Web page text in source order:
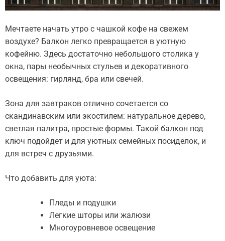
Мечтаете начать утро с чашкой кофе на свежем
воздухе? Балкон легко превращается в уютную
кофейню. Здесь достаточно небольшого столика у
окна, пары необычных стульев и декоративного
освещения: гирлянд, бра или свечей.
Зона для завтраков отлично сочетается со
скандинавским или экостилем: натуральное дерево,
светлая палитра, простые формы. Такой балкон под
ключ подойдет и для уютных семейных посиделок, и
для встреч с друзьями.
Что добавить для уюта:
Пледы и подушки
Легкие шторы или жалюзи
Многоуровневое освещение